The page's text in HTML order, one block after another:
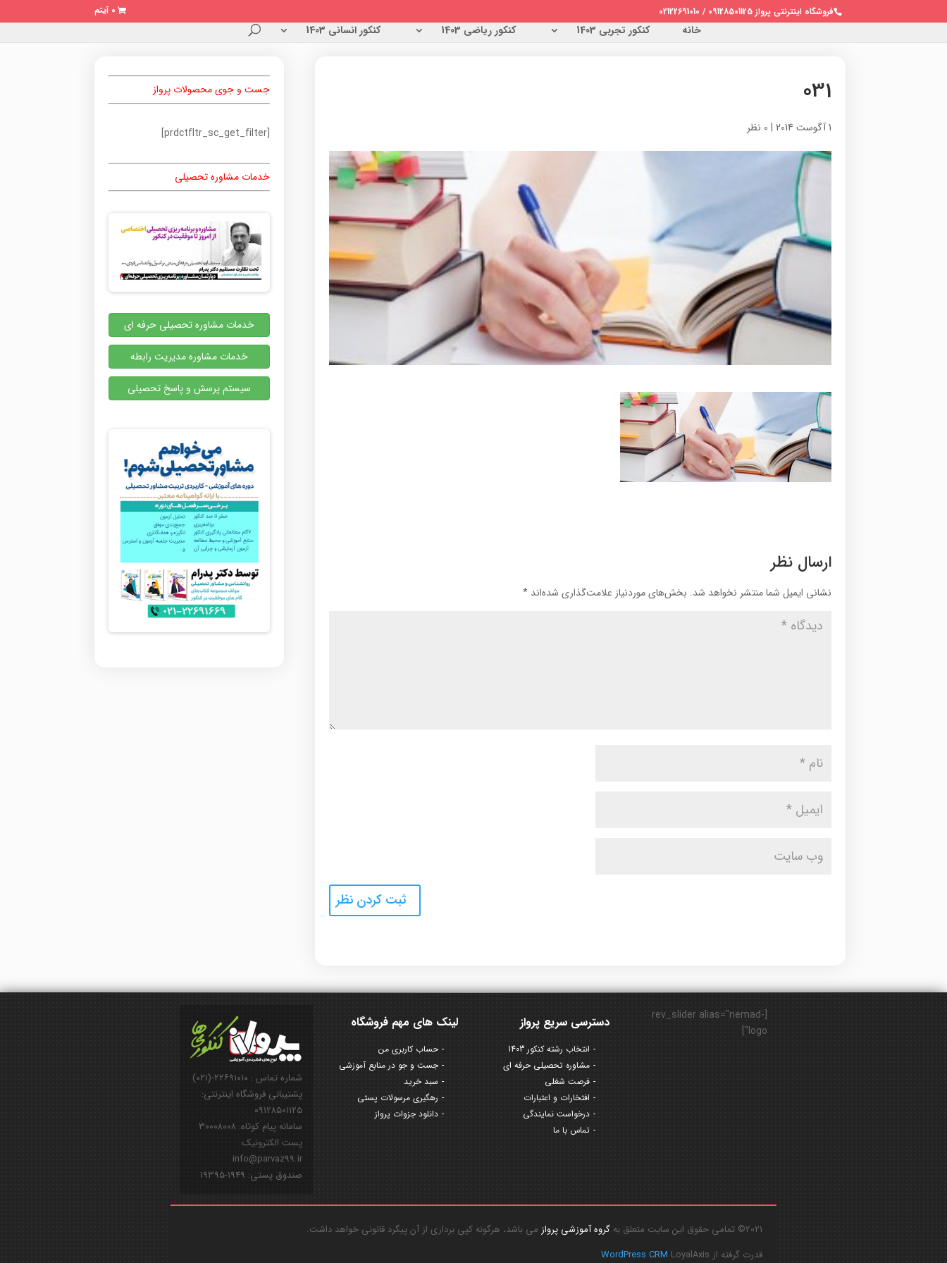
فروشگاه اینترنتی پرواز 09128501125 / 02122691010 0 آیتم
خانه کنکور تجربی 1403 کنکور ریاضی 1403 کنکور انسانی 1403
031
1 آگوست 2014 | 0 نظر
ارسال نظر
نشانی ایمیل شما منتشر نخواهد شد. بخش‌های موردنیاز علامت‌گذاری شده‌اند*
جست و جوی محصولات پرواز
[prdctfltr_sc_get_filter]
خدمات مشاوره تحصیلی
خدمات مشاوره تحصیلی حرفه ای
خدمات مشاوره مدیریت رابطه
سیستم پرسش و پاسخ تحصیلی
شماره تماس : ۲۲۶۹۱۰۱۰-(۰۲۱)
پشتیبانی فروشگاه اینترنتی:
۰۹۱۲۸۵۰۱۱۲۵
سامانه پیام کوتاه: ۳۰۰۰۸۰۰۸
پست الکترونیک:
info@parvaz99.ir
صندوق پستی: ۱۹۴۹-۱۹۳۹۵
لینک های مهم فروشگاه
حساب کاربری من
جست و جو در منابع آموزشی
سبد خرید
رهگیری مرسولات پستی
دانلود جزوات پرواز
دسترسی سریع پرواز
انتخاب رشته کنکور 1403
مشاوره تحصیلی حرفه ای
فرصت شغلی
افتخارات و اعتبارات
درخواست نمایندگی
تماس با ما
[rev_slider alias="nemad-
logo"]
2021© تمامی حقوق این سایت متعلق به گروه آموزشی پرواز می باشد، هرگونه کپی برداری از آن پیگرد قانونی خواهد داشت.
قدرت گرفته از
WordPress CRM LoyalAxis